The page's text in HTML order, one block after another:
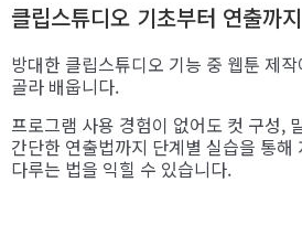
클립스튜디오 기초부터 연출까
방대한 클립스튜디오 기능 중 웹툰 제
골라 배웁니다.
프로그램 사용 경험이 없어도 컷 구성,
간단한 연출법까지 단계별 실습을 통해
다루는 법을 익힐 수 있습니다.